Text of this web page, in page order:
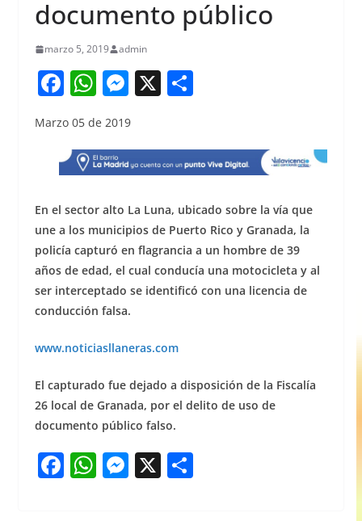
documento público
marzo 5, 2019 admin
F
c
e
b
o
o
k
W
at
s
A
p
p
M
ss
e
n
g
er
X S
e
Marzo 05 de 2019
En el sector alto La Luna, ubicado sobre la vía que
une a los municipios de Puerto Rico y Granada, la
policía capturó en flagrancia a un hombre de 39
años de edad, el cual conducía una motocicleta y al
ser interceptado se identificó con una licencia de
conducción falsa.
www.noticiasllaneras.com
El capturado fue dejado a disposición de la Fiscalía
26 local de Granada, por el delito de uso de
documento público falso.
F W M X S